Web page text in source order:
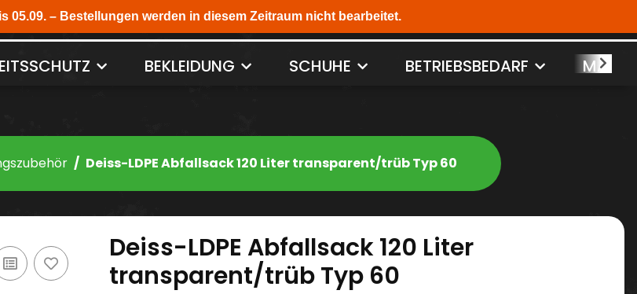
BEKLEIDUNG SCHUHE BETRIEBSBEDARF
Deiss-LDPE Abfallsack 120 Liter transparent/trüb Typ 60
Deiss-LDPE Abfallsack 120 Liter
transparent/trüb Typ 60